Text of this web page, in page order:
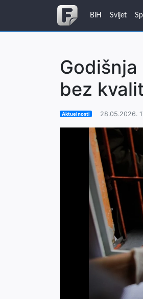
BiH Svijet
bez
Aktuelnosti 28.05.2026.